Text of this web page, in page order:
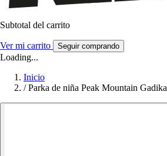
Subtotal del carrito
Ver mi carrito Seguir comprando
Loading...
Inicio
/ Parka de niña Peak Mountain Gadika